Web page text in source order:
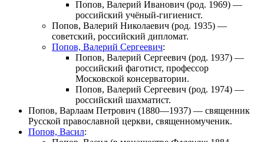
Попов, Валерий Иванович (род. 1969) —
российский учёный-гигиенист.
Попов, Валерий Николаевич (род. 1935) —
советский, российский дипломат.
Попов, Валерий Сергеевич:
Попов, Валерий Сергеевич (род. 1937) —
российский фаготист, профессор
Московской консерватории.
Попов, Валерий Сергеевич (род. 1974) —
российский шахматист.
Попов, Варлаам Петрович (1880—1937) — священник
Русской православной церкви, священномученик.
Попов, Васил: